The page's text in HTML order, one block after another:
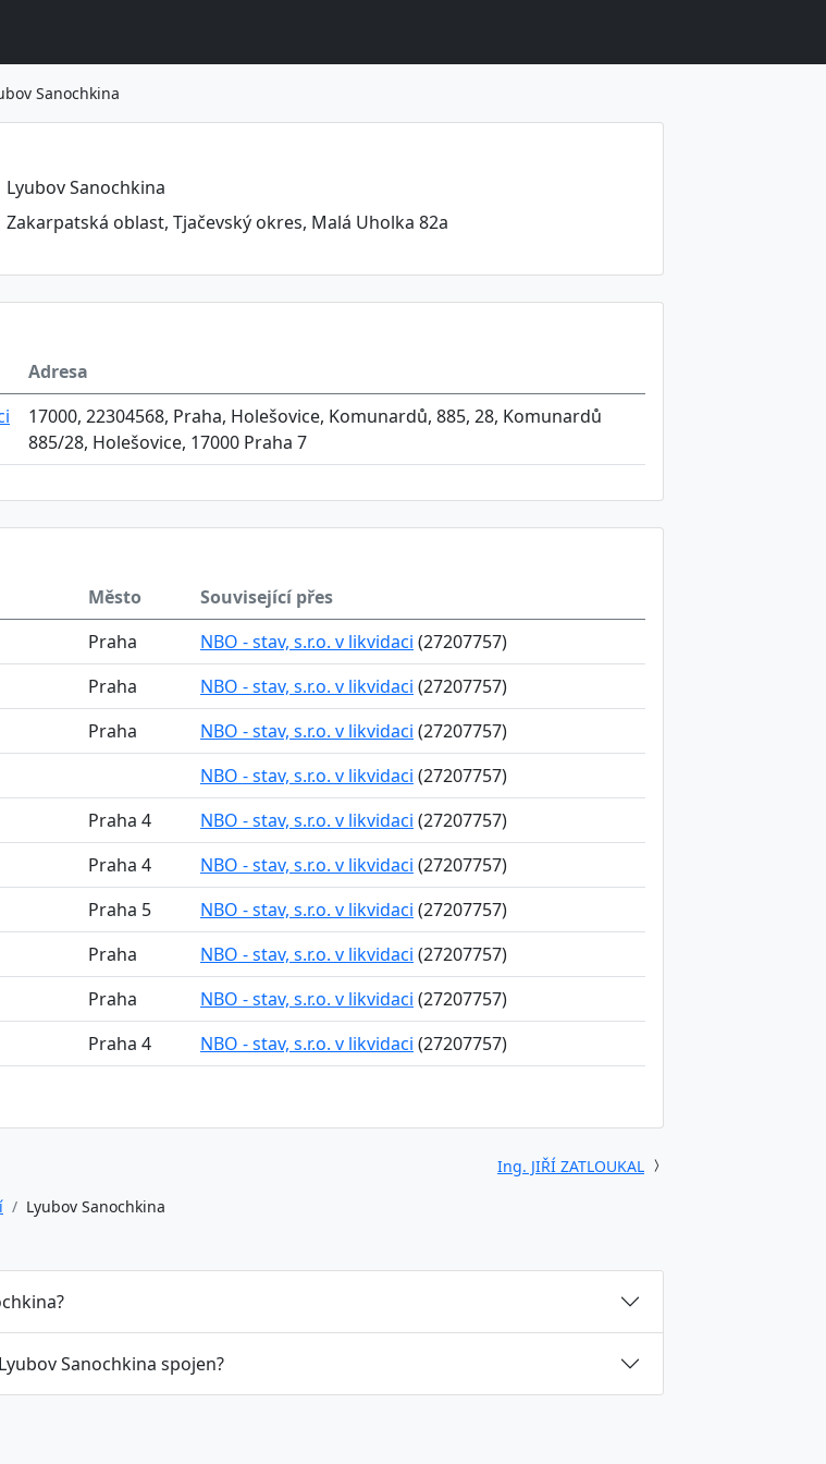
Sanochkina
Lyubov Sanochkina
Zakarpatská oblast, Tjačevský okres, Malá Uholka 82a
Adresa
17000, 22304568, Praha, Holešovice, Komunardů, 885, 28, Komunardů
885/28, Holešovice, 17000 Praha 7
Město
Související přes
Praha NBO - stav, s.r.o. v likvidaci (27207757)
Praha NBO - stav, s.r.o. v likvidaci (27207757)
Praha NBO - stav, s.r.o. v likvidaci (27207757)
NBO - stav, s.r.o. v likvidaci (27207757)
Praha 4 NBO - stav, s.r.o. v likvidaci (27207757)
Praha 4 NBO - stav, s.r.o. v likvidaci (27207757)
Praha 5 NBO - stav, s.r.o. v likvidaci (27207757)
Praha NBO - stav, s.r.o. v likvidaci (27207757)
Praha NBO - stav, s.r.o. v likvidaci (27207757)
Praha 4 NBO - stav, s.r.o. v likvidaci (27207757)
Ing. JIŘÍ ZATLOUKAL
Lyubov Sanochkina
Sanochkina spojen?